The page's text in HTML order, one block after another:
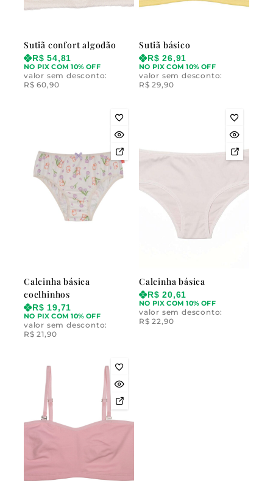
Sutiã confort algodão
R$ 54,81
NO PIX COM 10% OFF
valor sem desconto:
R$ 60,90
Sutiã básico
R$ 26,91
NO PIX COM 10% OFF
valor sem desconto:
R$ 29,90
Calcinha básica
coelhinhos
R$ 19,71
NO PIX COM 10% OFF
valor sem desconto:
R$ 21,90
Calcinha básica
R$ 20,61
NO PIX COM 10% OFF
valor sem desconto:
R$ 22,90